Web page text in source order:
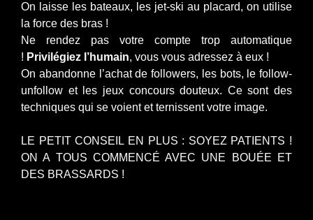
On laisse les bateaux, les jet-ski au placard, on utilise
la force des bras !
Ne rendez pas votre compte trop automatique
! Privilégiez l’humain, vous vous adressez à eux !
On abandonne l’achat de followers, les bots, le follow-
unfollow et les jeux concours douteux. Ce sont des
techniques qui se voient et ternissent votre image.
LE PETIT CONSEIL EN PLUS : SOYEZ PATIENTS !
ON A TOUS COMMENCÉ AVEC UNE BOUÉE ET
DES BRASSARDS !